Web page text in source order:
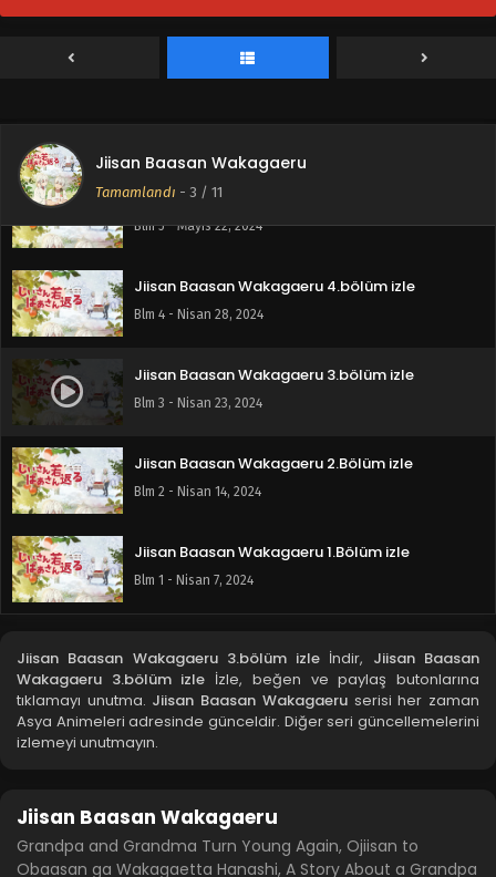
Jiisan Baasan Wakagaeru
Tamamlandı - 3 / 11
Jiisan Baasan Wakagaeru 7.bölüm izle
Blm 7 - Mayıs 22, 2024
Jiisan Baasan Wakagaeru 5.bölüm izle
Blm 5 - Mayıs 22, 2024
Jiisan Baasan Wakagaeru 4.bölüm izle
Blm 4 - Nisan 28, 2024
Jiisan Baasan Wakagaeru 3.bölüm izle
Blm 3 - Nisan 23, 2024
Jiisan Baasan Wakagaeru 2.Bölüm izle
Blm 2 - Nisan 14, 2024
Jiisan Baasan Wakagaeru 1.Bölüm izle
Blm 1 - Nisan 7, 2024
Jiisan Baasan Wakagaeru 3.bölüm izle İndir, Jiisan Baasan
Wakagaeru 3.bölüm izle İzle, beğen ve paylaş butonlarına
tıklamayı unutma. Jiisan Baasan Wakagaeruserisi her zaman
Asya Animeleri adresinde günceldir. Diğer seri güncellemelerini
izlemeyi unutmayın.
Jiisan Baasan Wakagaeru
Grandpa and Grandma Turn Young Again, Ojiisan to
Obaasan ga Wakagaetta Hanashi, A Story About a Grandpa